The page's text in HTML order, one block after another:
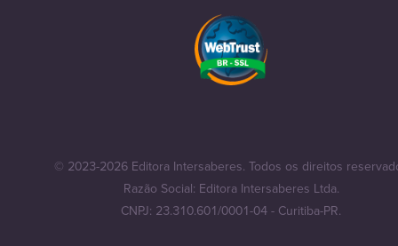
© 2023-2026 Editora Intersaberes. Todos os direitos
Razão Social: Editora Intersaberes Ltda.
CNPJ: 23.310.601/0001-04 - Curitiba-PR.